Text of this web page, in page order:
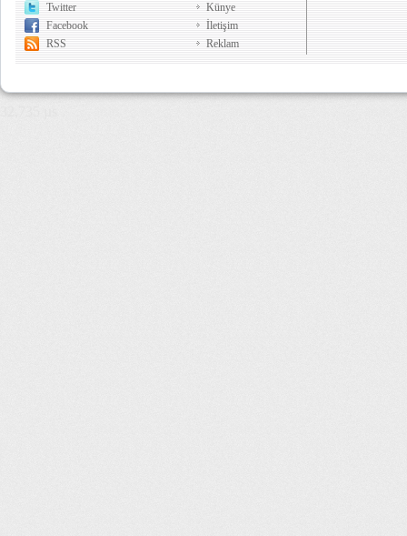
Twitter
Facebook
RSS
Künye
İletişim
Reklam